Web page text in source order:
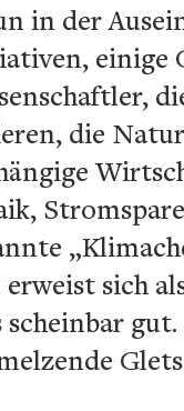
in der
einige
die
sich